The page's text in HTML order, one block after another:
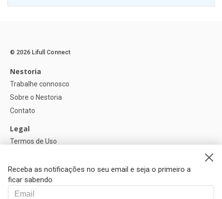
Receba as notificações no seu email e seja o primeiro a
ficar sabendo
© 2026 Lifull Connect
Nestoria
Trabalhe connosco
Sobre o Nestoria
Contato
Legal
Termos de Uso
Política de Cookies
Ajuda